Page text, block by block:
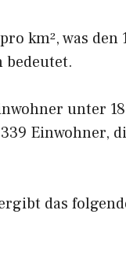
km², was den
bedeutet.
unter
Einwohner,
das